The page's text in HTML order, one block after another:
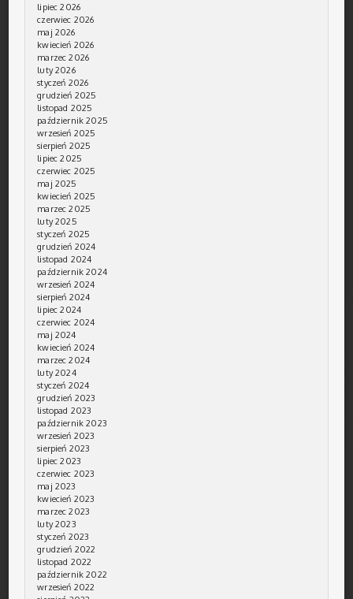
lipiec 2026
czerwiec 2026
maj 2026
kwiecień 2026
marzec 2026
luty 2026
styczeń 2026
grudzień 2025
listopad 2025
październik 2025
wrzesień 2025
sierpień 2025
lipiec 2025
czerwiec 2025
maj 2025
kwiecień 2025
marzec 2025
luty 2025
styczeń 2025
grudzień 2024
listopad 2024
październik 2024
wrzesień 2024
sierpień 2024
lipiec 2024
czerwiec 2024
maj 2024
kwiecień 2024
marzec 2024
luty 2024
styczeń 2024
grudzień 2023
listopad 2023
październik 2023
wrzesień 2023
sierpień 2023
lipiec 2023
czerwiec 2023
maj 2023
kwiecień 2023
marzec 2023
luty 2023
styczeń 2023
grudzień 2022
listopad 2022
październik 2022
wrzesień 2022